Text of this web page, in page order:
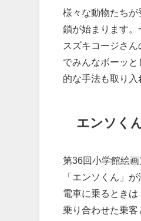
様々な動物たち
鎖が始まります。
スズキコージさ
でみんなボーッ
的な手法も取り入
エンソく
第36回小学館絵画
「エンソくん」
電車に乗るときは
乗り合わせた乗